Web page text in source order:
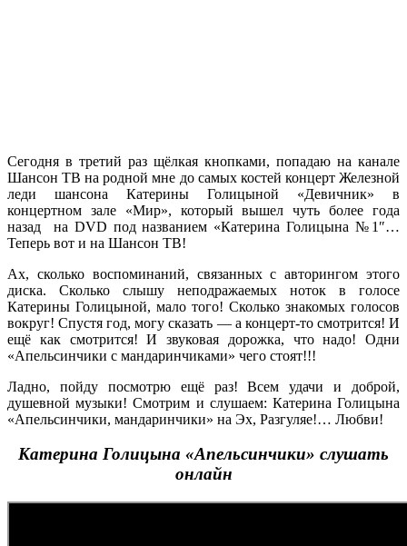
Сегодня в третий раз щёлкая кнопками, попадаю на канале
Шансон ТВ на родной мне до самых костей концерт Железной
леди шансона Катерины Голицыной «Девичник» в
концертном зале «Мир», который вышел чуть более года
назад на DVD под названием «Катерина Голицына №1″…
Теперь вот и на Шансон ТВ!
Ах, сколько воспоминаний, связанных с авторингом этого
диска. Сколько слышу неподражаемых ноток в голосе
Катерины Голицыной, мало того! Сколько знакомых голосов
вокруг! Спустя год, могу сказать — а концерт-то смотрится! И
ещё как смотрится! И звуковая дорожка, что надо! Одни
«Апельсинчики с мандаринчиками» чего стоят!!!
Ладно, пойду посмотрю ещё раз! Всем удачи и доброй,
душевной музыки! Смотрим и слушаем: Катерина Голицына
«Апельсинчики, мандаринчики» на Эх, Разгуляе!… Любви!
Катерина Голицына «Апельсинчики» слушать
онлайн